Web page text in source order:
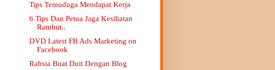
Tips Temuduga Mendapat Kerja
6 Tips Dan Petua Jaga Kesihatan
Rambut..
DVD Latest FB Ads Marketing on
Facebook
Rahsia Buat Duit Dengan Blog